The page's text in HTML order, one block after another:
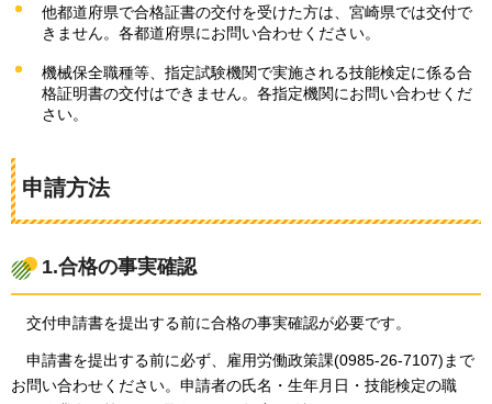
他都道府県で合格証書の交付を受けた方は、宮崎県では交付で
きません。各都道府県にお問い合わせください。
機械保全職種等、指定試験機関で実施される技能検定に係る合
格証明書の交付はできません。各指定機関にお問い合わせくだ
さい。
申請方法
1.合格の事実確認
交付申請書を提出する前に合格の事実確認が必要です。
申請書を提出する前に必ず、雇用労働政策課(0985-26-7107)まで
お問い合わせください。申請者の氏名・生年月日・技能検定の職